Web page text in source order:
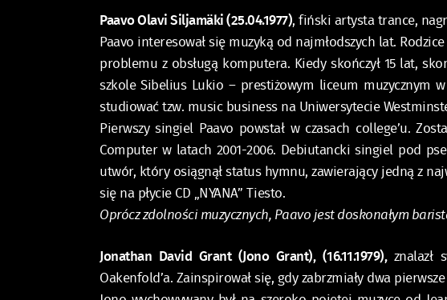
Paavo Olavi Siljamäki (25.04.1977), fiński artysta trance,
Paavo interesował się muzyką od najmłodszych lat.
problemu z obsługą komputera. Kiedy skończył 15 lat,
szkole Sibelius Lukio – prestiżowym liceum muzycznym
studiować tzw. music business na Uniwersytecie
Pierwszy singiel Paavo powstał w czasach college’u.
Computer w latach 2001-2006. Debiutancki singiel pod
utwór, który osiągnął status hymnu, zawierający jedną z
się na płycie CD „NYANA” Tiesto.
Oprócz zdolności muzycznych, Paavo jest doskonałym
Jonathan David Grant(Jono Grant), (16.11.1979), znalazł
Oakenfold’a. Zainspirował się, gdy zabrzmiały dwa